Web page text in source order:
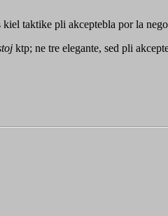
taktike pli akceptebla por la
ktp; ne tre elegante, sed pli